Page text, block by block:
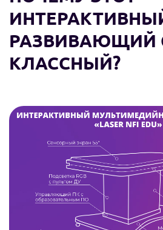
РАЗВИВАЮЩИЙ
КЛАССНЫЙ?